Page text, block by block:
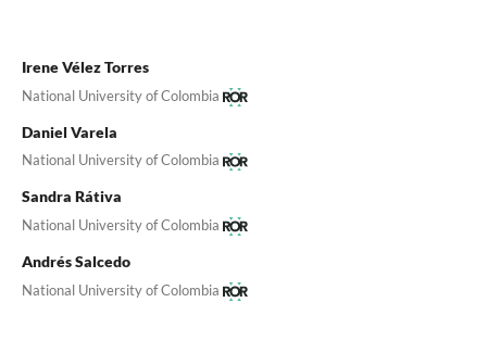
Irene Vélez Torres
National University of Colombia
Daniel Varela
National University of Colombia
Sandra Rátiva
National University of Colombia
Andrés Salcedo
National University of Colombia